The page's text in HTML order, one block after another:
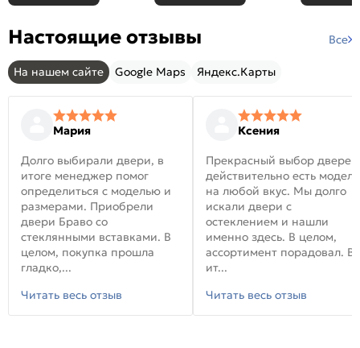
Настоящие отзывы Все
На нашем сайте Google Maps Яндекс.Карты
Мария
Долго выбирали двери, в
итоге менеджер помог
определиться с моделью и
размерами. Приобрели
двери Браво со
стеклянными вставками. В
целом, покупка прошла
гладко,...
Читать весь отзыв
Ксения
Прекрасный выбор
действительно есть модели
на любой вкус. Мы долго
искали двери с
остеклением и нашли
именно здесь. В целом,
ассортимент порадовал. В
ит...
Читать весь отзыв